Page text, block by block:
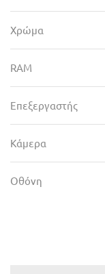
Χρώμα
RAM
Επεξεργαστής
Κάμερα
Οθόνη